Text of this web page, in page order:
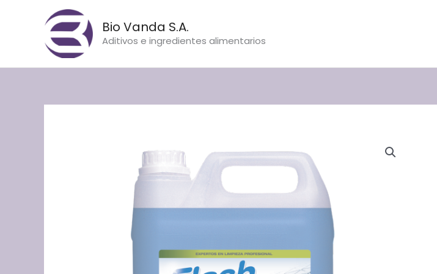
contenido
Bio Vanda S.A.
Aditivos e ingredientes alimentarios